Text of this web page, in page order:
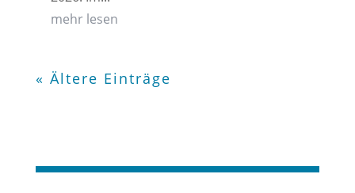
mehr lesen
« Ältere Einträge